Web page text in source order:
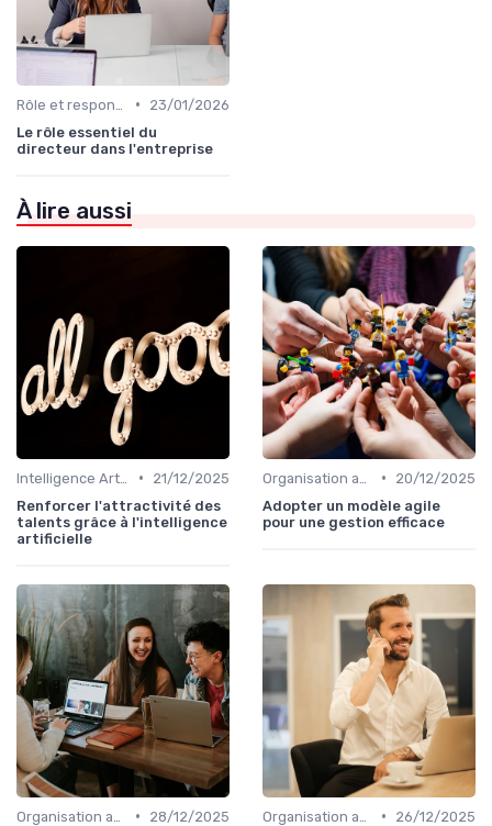
•
23/01/2026
Le rôle essentiel du
directeur dans l'entreprise
À lire aussi
•
21/12/2025
Renforcer l'attractivité des
talents grâce à l'intelligence
artificielle
•
20/12/2025
Adopter un modèle agile
pour une gestion efficace
•
28/12/2025
•
26/12/2025